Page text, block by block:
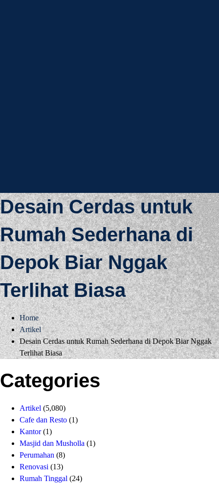
AD Studio – Jasa
Arsitek Profesional
Bersertifikasi
AD Studio – Jasa Arsitek Profesional Bersertifikasi
Desain Cerdas untuk
Rumah Sederhana di
Depok Biar Nggak
Terlihat Biasa
Home
Artikel
Desain Cerdas untuk Rumah Sederhana di Depok Biar Nggak
Terlihat Biasa
Categories
Artikel (5,080)
Cafe dan Resto (1)
Kantor(1)
Masjid dan Musholla (1)
Perumahan (8)
Renovasi (13)
Rumah Tinggal (24)